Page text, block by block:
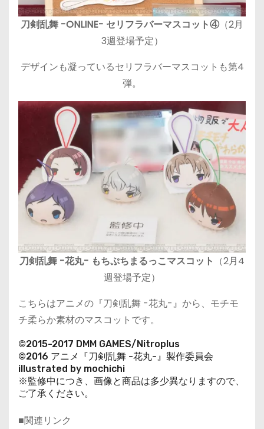
刀剣乱舞 -ONLINE- セリフラバーマスコット④ （2月
3週登場予定）
デザインも凝っているセリフラバーマスコットも第4
弾。
刀剣乱舞 -花丸- もちぷちまるっこマスコット （2月4
週登場予定）
こちらはアニメの『刀剣乱舞 -花丸-』から、モチモ
チ柔らか素材のマスコットです。
©2015-2017 DMM GAMES/Nitroplus
©2016 アニメ『刀剣乱舞 -花丸-』製作委員会
illustrated by mochichi
※監修中につき、画像と商品は多少異なりますので、
ご了承ください。
■関連リンク